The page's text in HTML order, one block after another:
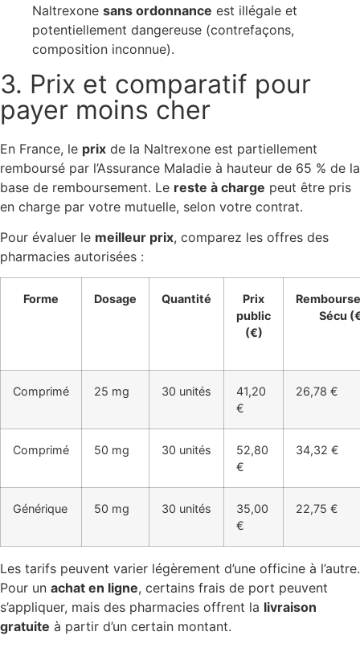
Naltrexone sans ordonnance est illégale et
potentiellement dangereuse (contrefaçons,
composition inconnue).
3. Prix et comparatif pour
payer moins cher
En France, le prix de la Naltrexone est partiellement
remboursé par l’Assurance Maladie à hauteur de 65 % de la
base de remboursement. Le reste à charge peut être pris
en charge par votre mutuelle, selon votre contrat.
Pour évaluer le meilleur prix, comparez les offres des
pharmacies autorisées :
Forme Dosage Quantité
Prix
public
(€)
Sécu
Comprimé 25 mg 30 unités
41,20
€
26,78 €
Comprimé 50 mg 30 unités
52,80
€
34,32 €
Générique 50 mg 30 unités
35,00
€
22,75 €
Les tarifs peuvent varier légèrement d’une officine à l’autre.
Pour un achat en ligne, certains frais de port peuvent
s’appliquer, mais des pharmacies offrent la livraison
gratuite à partir d’un certain montant.